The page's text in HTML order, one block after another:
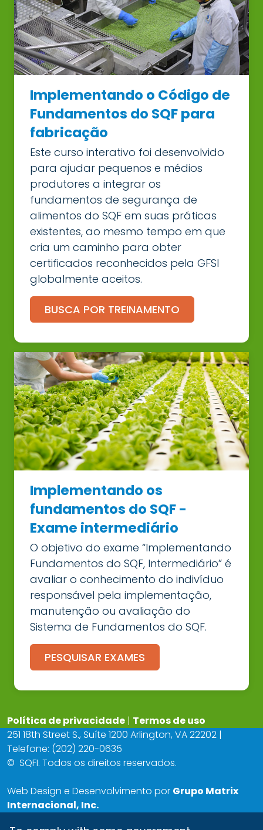
Implementando o Código de
Fundamentos do SQF para
fabricação
Este curso interativo foi desenvolvido
para ajudar pequenos e médios
produtores a integrar os
fundamentos de segurança de
alimentos do SQF em suas práticas
existentes, ao mesmo tempo em que
cria um caminho para obter
certificados reconhecidos pela GFSI
globalmente aceitos.
BUSCA POR TREINAMENTO
Implementando os
fundamentos do SQF -
Exame intermediário
O objetivo do exame “Implementando
Fundamentos do SQF, Intermediário” é
avaliar o conhecimento do indivíduo
responsável pela implementação,
manutenção ou avaliação do
Sistema de Fundamentos do SQF.
PESQUISAR EXAMES
Política de privacidade | Termos de uso
251 18th Street S., Suíte 1200 Arlington, VA 22202 |
Telefone: (202) 220-0635
© SQFI. Todos os direitos reservados.
Web Design e Desenvolvimento por Grupo Matrix
Internacional, Inc.